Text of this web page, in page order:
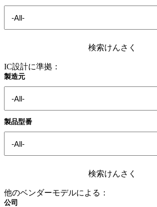
検索けんさく
IC設計に準拠：
製造元
製品型番
検索けんさく
他のベンダーモデルによる：
公司